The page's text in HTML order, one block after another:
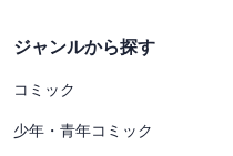
ジャンルから探す
コミック
少年・青年コミック